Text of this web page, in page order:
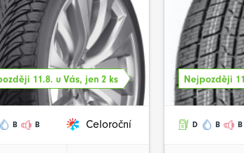
11.8. u Vás, jen 2 ks
B B Celoroční
Nejpozději
D B B